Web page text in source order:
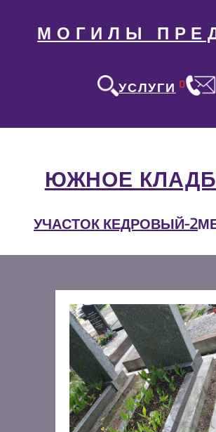
МОГИЛЫ
УСЛУГИ 0
ЮЖНОЕ
УЧАСТОК КЕДРОВЫЙ-2